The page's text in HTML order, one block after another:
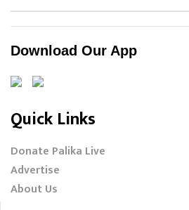
Download Our App
Quick Links
Donate Palika Live
Advertise
About Us